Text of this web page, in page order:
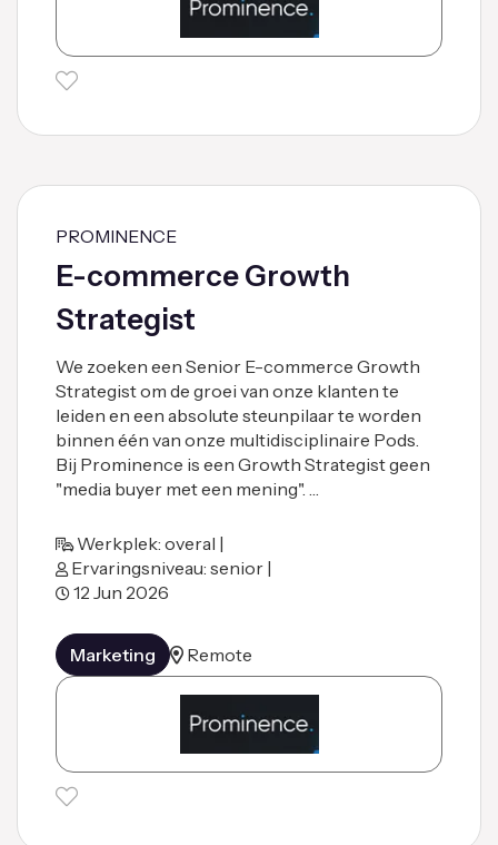
PROMINENCE
E-commerce Growth
Strategist
We zoeken een Senior E-commerce Growth
Strategist om de groei van onze klanten te
leiden en een absolute steunpilaar te worden
binnen één van onze multidisciplinaire Pods.
Bij Prominence is een Growth Strategist geen
"media buyer met een mening". …
Werkplek: overal |
Ervaringsniveau: senior |
12 Jun 2026
Marketing Remote